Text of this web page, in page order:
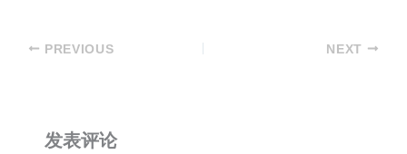
PREVIOUS NEXT
发表评论